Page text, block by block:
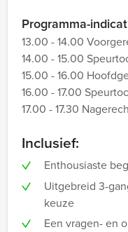
Programma-
13.00 - 14.00
14.00 - 15.00
15.00 - 16.00
16.00 - 17.00
17.00 - 17.30
Inclusief:
Enthousiaste
Uitgebreid 3-
keuze
Een vragen- en